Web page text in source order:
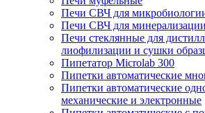
Печи СВЧ для
Печи СВЧ для минерализации
Печи стеклянные для
лиофилизации и сушки
Пипетатор Microlab 300
Пипетки автоматические
Пипетки автоматические
механические и электронные